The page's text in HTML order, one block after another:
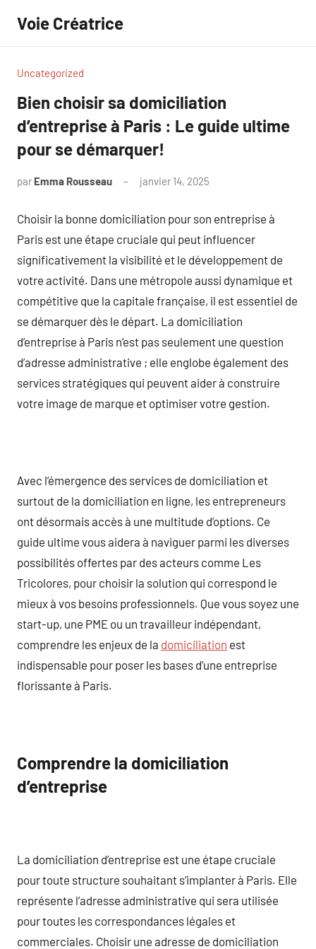
contenu
Voie Créatrice
Uncategorized
Bien choisir sa domiciliation
d’entreprise à Paris : Le guide ultime
pour se démarquer!
par Emma Rousseau janvier 14, 2025
Choisir la bonne domiciliation pour son entreprise à
Paris est une étape cruciale qui peut influencer
significativement la visibilité et le développement de
votre activité. Dans une métropole aussi dynamique et
compétitive que la capitale française, il est essentiel de
se démarquer dès le départ. La domiciliation
d’entreprise à Paris n’est pas seulement une question
d’adresse administrative ; elle englobe également des
services stratégiques qui peuvent aider à construire
votre image de marque et optimiser votre gestion.
Avec l’émergence des services de domiciliation et
surtout de la domiciliation en ligne, les entrepreneurs
ont désormais accès à une multitude d’options. Ce
guide ultime vous aidera à naviguer parmi les diverses
possibilités offertes par des acteurs comme Les
Tricolores, pour choisir la solution qui correspond le
mieux à vos besoins professionnels. Que vous soyez une
start-up, une PME ou un travailleur indépendant,
comprendre les enjeux de la domiciliation est
indispensable pour poser les bases d’une entreprise
florissante à Paris.
Comprendre la domiciliation
d’entreprise
La domiciliation d’entreprise est une étape cruciale
pour toute structure souhaitant s’implanter à Paris. Elle
représente l’adresse administrative qui sera utilisée
pour toutes les correspondances légales et
commerciales. Choisir une adresse de domiciliation